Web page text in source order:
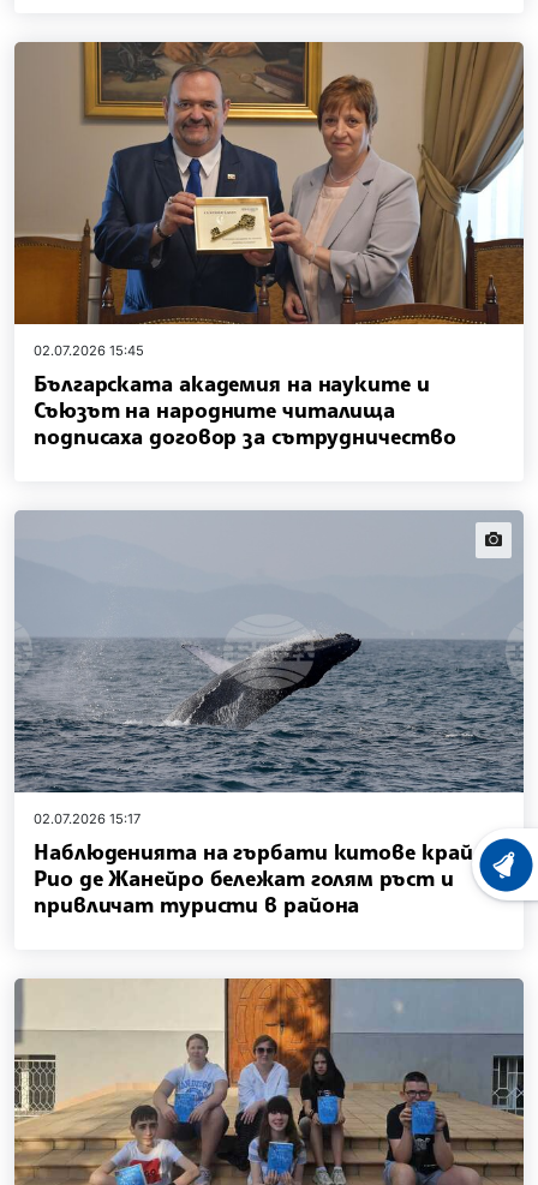
02.07.2026 15:45
Българската академия на науките и
Съюзът на народните читалища
подписаха договор за сътрудничество
02.07.2026 15:17
Наблюденията на гърбати китове край
Рио де Жанейро бележат голям ръст и
привличат туристи в района